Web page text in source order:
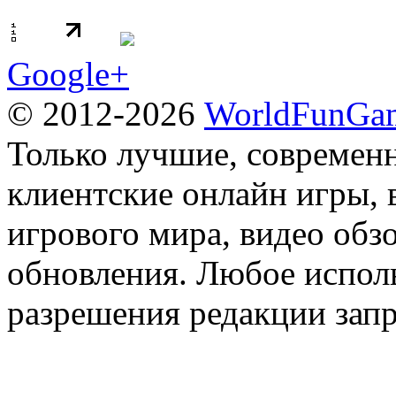
Google+
© 2012-2026
Только лучшие,
клиентские онлайн игры,
игрового мира, видео
обновления. Любое
разрешения редакции